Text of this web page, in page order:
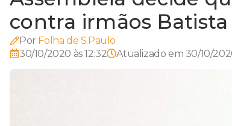
contra irmãos Batista
Por Folha de S.Paulo
30/10/2020 às 12:32
Atualizado em 30/10/